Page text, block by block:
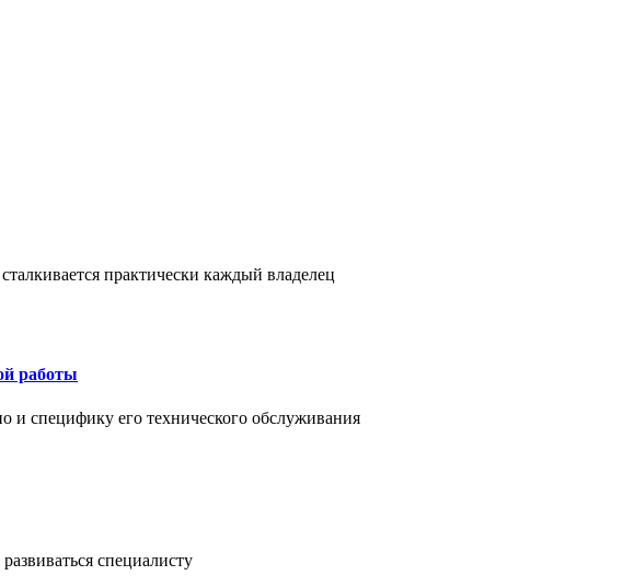
практически каждый владелец
работы
и специфику его технического обслуживания
специалисту